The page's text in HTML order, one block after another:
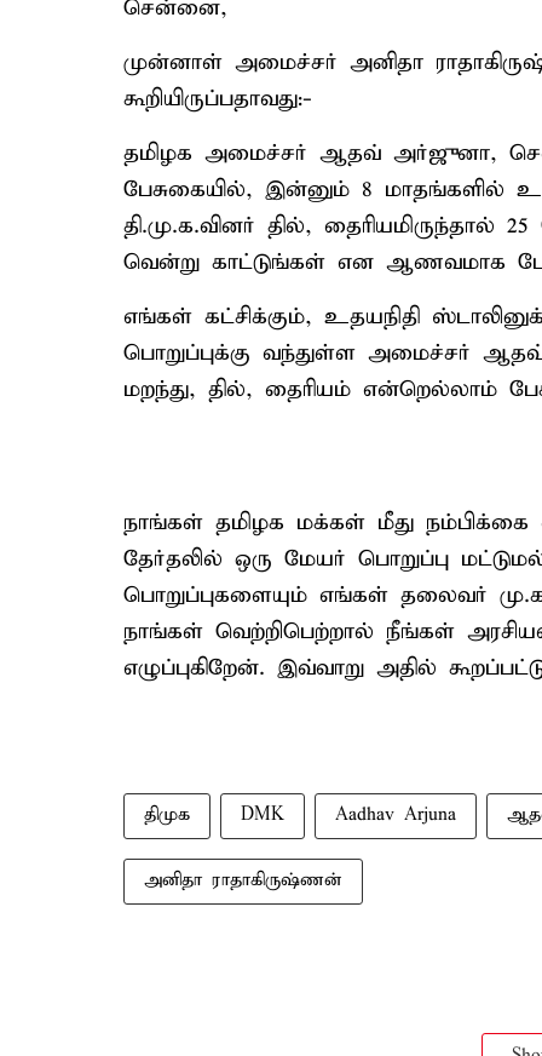
சென்னை,
முன்னாள் அமைச்சர் அனிதா
கூறியிருப்பதாவது:-
தமிழக அமைச்சர் ஆதவ் அர்ஜுனா,
பேசுகையில், இன்னும் 8 மாதங்களில்
தி.மு.க.வினர் தில், தைரியமிருந்தால்
வென்று காட்டுங்கள் என ஆணவமாக
எங்கள் கட்சிக்கும், உதயநிதி
பொறுப்புக்கு வந்துள்ள அமைச்சர்
மறந்து, தில், தைரியம் என்றெல்லாம்
நாங்கள் தமிழக மக்கள் மீது
தேர்தலில் ஒரு மேயர் பொறுப்பு
பொறுப்புகளையும் எங்கள் தலைவர்
நாங்கள் வெற்றிபெற்றால் நீங்கள்
எழுப்புகிறேன். இவ்வாறு அதில்
திமுக DMK Aadhav Arjuna
அனிதா ராதாகிருஷ்ணன்